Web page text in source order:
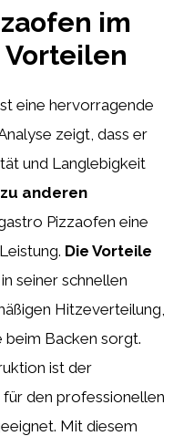
im
eine hervorragende
zeigt, dass er
und Langlebigkeit
anderen
Pizzaofen eine
Die Vorteile
seiner schnellen
Hitzeverteilung,
Backen sorgt.
ist der
den professionellen
Mit diesem